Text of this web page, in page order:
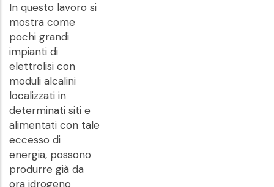
In questo lavoro si
mostra come
pochi grandi
impianti di
elettrolisi con
moduli alcalini
localizzati in
determinati siti e
alimentati con tale
eccesso di
energia, possono
produrre già da
ora idrogeno